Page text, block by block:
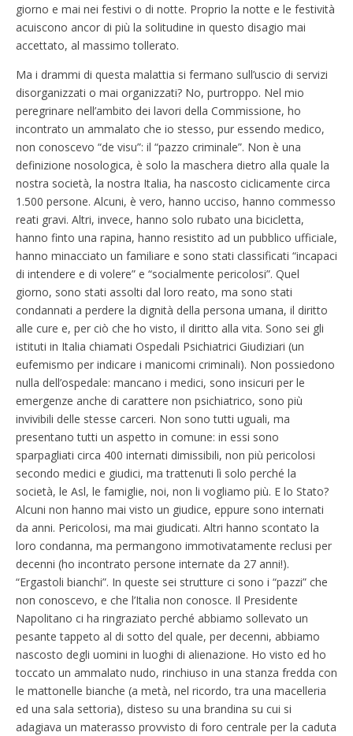
giorno e mai nei festivi o di notte. Proprio la notte e le festività
acuiscono ancor di più la solitudine in questo disagio mai
accettato, al massimo tollerato.
Ma i drammi di questa malattia si fermano sull’uscio di servizi
disorganizzati o mai organizzati? No, purtroppo. Nel mio
peregrinare nell’ambito dei lavori della Commissione, ho
incontrato un ammalato che io stesso, pur essendo medico,
non conoscevo “de visu”: il “pazzo criminale”. Non è una
definizione nosologica, è solo la maschera dietro alla quale la
nostra società, la nostra Italia, ha nascosto ciclicamente circa
1.500 persone. Alcuni, è vero, hanno ucciso, hanno commesso
reati gravi. Altri, invece, hanno solo rubato una bicicletta,
hanno finto una rapina, hanno resistito ad un pubblico ufficiale,
hanno minacciato un familiare e sono stati classificati “incapaci
di intendere e di volere” e “socialmente pericolosi”. Quel
giorno, sono stati assolti dal loro reato, ma sono stati
condannati a perdere la dignità della persona umana, il diritto
alle cure e, per ciò che ho visto, il diritto alla vita. Sono sei gli
istituti in Italia chiamati Ospedali Psichiatrici Giudiziari (un
eufemismo per indicare i manicomi criminali). Non possiedono
nulla dell’ospedale: mancano i medici, sono insicuri per le
emergenze anche di carattere non psichiatrico, sono più
invivibili delle stesse carceri. Non sono tutti uguali, ma
presentano tutti un aspetto in comune: in essi sono
sparpagliati circa 400 internati dimissibili, non più pericolosi
secondo medici e giudici, ma trattenuti lì solo perché la
società, le Asl, le famiglie, noi, non li vogliamo più. E lo Stato?
Alcuni non hanno mai visto un giudice, eppure sono internati
da anni. Pericolosi, ma mai giudicati. Altri hanno scontato la
loro condanna, ma permangono immotivatamente reclusi per
decenni (ho incontrato persone internate da 27 anni!).
“Ergastoli bianchi”. In queste sei strutture ci sono i “pazzi” che
non conoscevo, e che l’Italia non conosce. Il Presidente
Napolitano ci ha ringraziato perché abbiamo sollevato un
pesante tappeto al di sotto del quale, per decenni, abbiamo
nascosto degli uomini in luoghi di alienazione. Ho visto ed ho
toccato un ammalato nudo, rinchiuso in una stanza fredda con
le mattonelle bianche (a metà, nel ricordo, tra una macelleria
ed una sala settoria), disteso su una brandina su cui si
adagiava un materasso provvisto di foro centrale per la caduta